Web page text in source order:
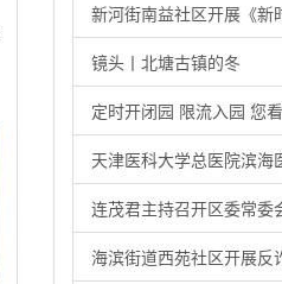
新河街南益社区开展《新
镜头丨北塘古镇的冬
定时开闭园 限流入园 您
天津医科大学总医院滨海
连茂君主持召开区委常委
海滨街道西苑社区开展反